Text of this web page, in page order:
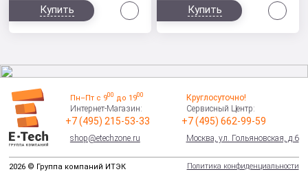
Купить Купить
Пн–Пт с 900 до 1900
Интернет-Магазин:
+7 (495) 215-53-33
shop@etechzone.ru
Круглосуточно!
Сервисный Центр:
+7 (495) 662-99-59
Москва, ул. Гольяновская, д.6
2026 © Группа компаний ИТЭК Политика конфиденциальности